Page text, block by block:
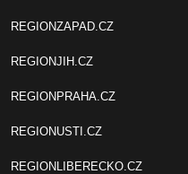
REGIONZAPAD.CZ
REGIONJIH.CZ
REGIONPRAHA.CZ
REGIONUSTI.CZ
REGIONLIBERECKO.CZ